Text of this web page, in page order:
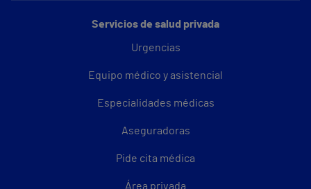
Servicios de salud privada
Urgencias
Equipo médico y asistencial
Especialidades médicas
Aseguradoras
Pide cita médica
Área privada